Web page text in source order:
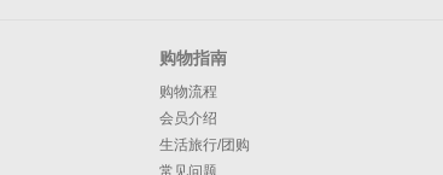
购物指南
购物流程
会员介绍
生活旅行/团购
常见问题